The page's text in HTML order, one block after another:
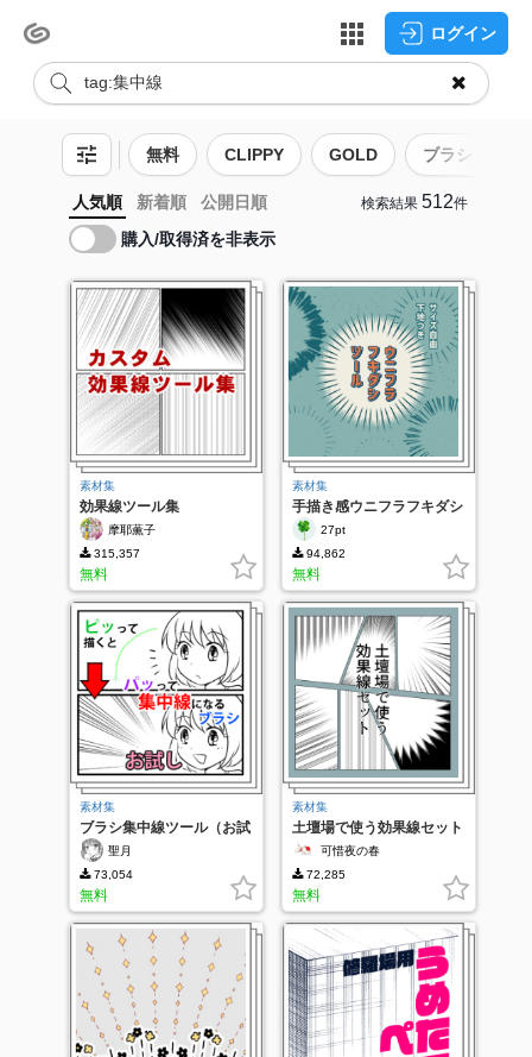
ログイン
無料 CLIPPY GOLD ブラシ
人気順 新着順
公開日順
購入/取得済を非表示
検索結果 512件
素材集
効果線ツール集
摩耶薫子
315,357
無料
素材集
手描き感ウニフラフキダシ
ツール27pt
94,862
無料
素材集
ブラシ集中線ツール（お試
し） 聖月
73,054
無料
素材集
土壇場で使う効果線セット
可惜夜の春
72,285
無料